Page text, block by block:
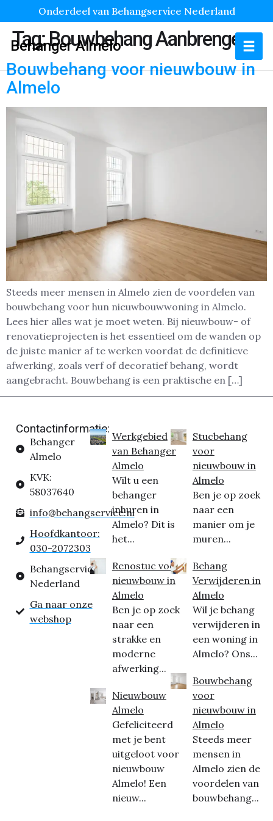
Onderdeel van Behangservice Nederland
Behanger Almelo
Tag:Bouwbehang Aanbrengen
Bouwbehang voor nieuwbouw in
Almelo
Steeds meer mensen in Almelo zien de voordelen van
bouwbehang voor hun nieuwbouwwoning in Almelo.
Lees hier alles wat je moet weten. Bij nieuwbouw- of
renovatieprojecten is het essentieel om de wanden op
de juiste manier af te werken voordat de definitieve
afwerking, zoals verf of decoratief behang, wordt
aangebracht. Bouwbehang is een praktische en […]
Contactinformatie:
Behanger
Almelo
KVK:
58037640
info@behangservice.nl
Hoofdkantoor:
030-2072303
Behangservice
Nederland
Ga naar onze
webshop
Werkgebied
van Behanger
Almelo
Wilt u een
behanger
inhuren in
Almelo? Dit is
het...
Renostuc voor
nieuwbouw in
Almelo
Ben je op zoek
naar een
strakke en
moderne
afwerking...
Nieuwbouw
Almelo
Gefeliciteerd
met je bent
uitgeloot voor
nieuwbouw
Almelo! Een
nieuw...
Stucbehang
voor
nieuwbouw in
Almelo
Ben je op zoek
naar een
manier om je
muren...
Behang
Verwijderen in
Almelo
Wil je behang
verwijderen in
een woning in
Almelo? Ons...
Bouwbehang
voor
nieuwbouw in
Almelo
Steeds meer
mensen in
Almelo zien de
voordelen van
bouwbehang...